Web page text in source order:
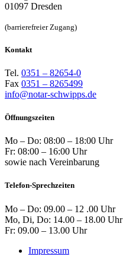
01097 Dresden
(barrierefreier Zugang)
Kontakt
Tel. 0351 – 82654-0
Fax 0351 – 8265499
info@notar-schwipps.de
Öffnungszeiten
Mo – Do: 08:00 – 18:00 Uhr
Fr: 08:00 – 16:00 Uhr
sowie nach Vereinbarung
Telefon-Sprechzeiten
Mo – Do: 09.00 – 12 .00 Uhr
Mo, Di, Do: 14.00 – 18.00 Uhr
Fr: 09.00 – 13.00 Uhr
Impressum